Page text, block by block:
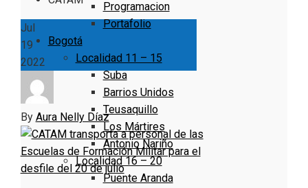
Programacion
Portafolio
Bogotá
Localidad 11 – 15
Suba
Barrios Unidos
Teusaquillo
Los Mártires
Antonio Nariño
Localidad 16 – 20
Puente Aranda
Jul
19
2022
By Aura Nelly Díaz